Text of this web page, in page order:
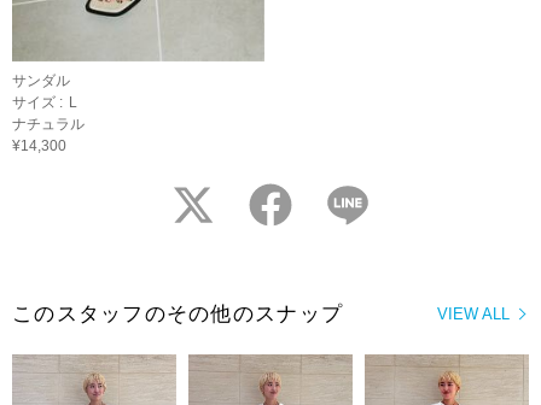
サンダル
サイズ : L
ナチュラル
¥14,300
twitter facebook
VIEW ALL
このスタッフのその他のスナップ